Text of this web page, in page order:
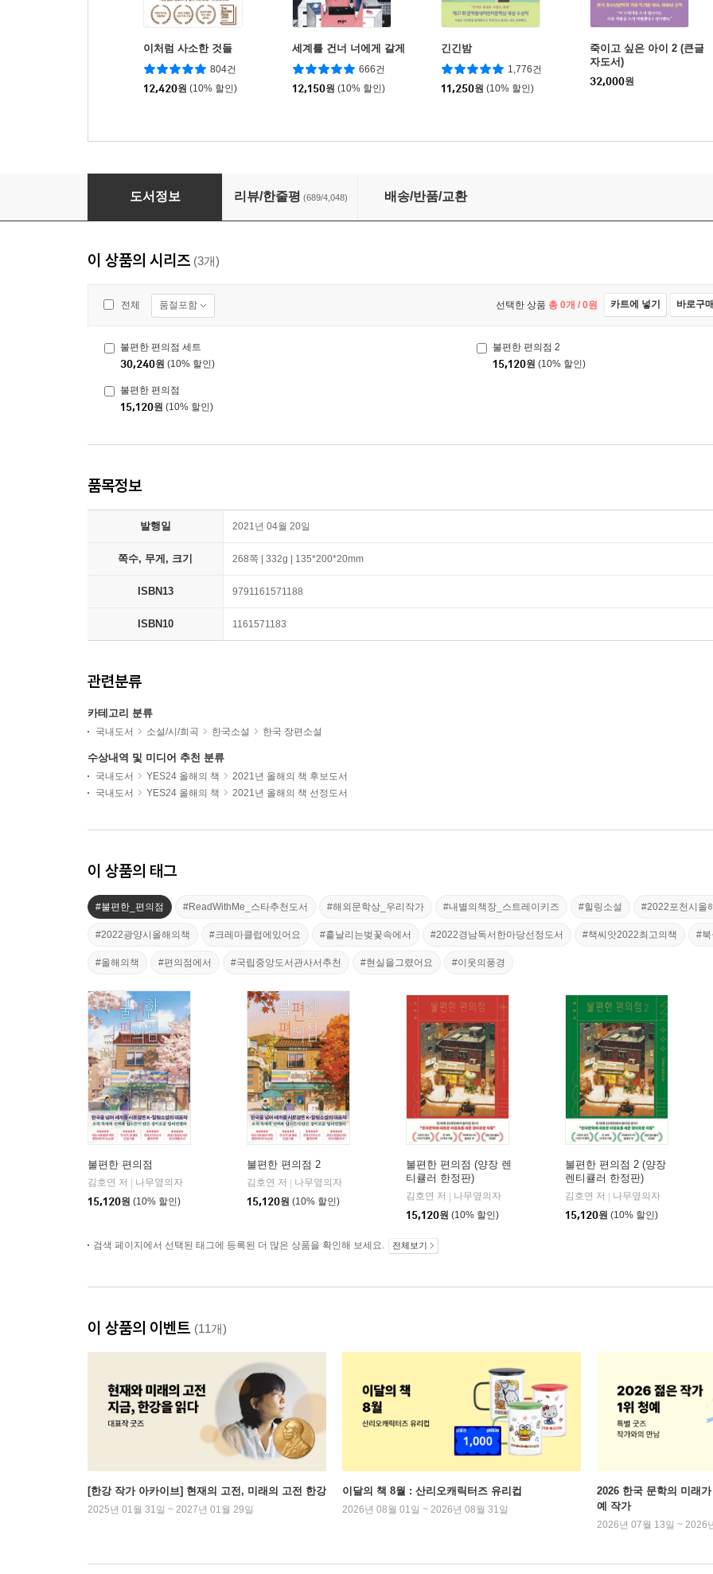
이처럼 사소한 것들
804건
12,420원 (10% 할인)
세계를 건너 너에게 갈게
666건
12,150원 (10% 할인)
긴긴밤
1,776건
11,250원 (10% 할인)
죽이고 싶은 아이 2 (큰글
자도서)
32,000원
불편한 편의점
도서정보 리뷰/한줄평 (689/4,048) 배송/반품/교환
이 상품의 시리즈 (3개)
전체 품절포함 선택한 상품 총 0개 / 0원 카트에 넣기 바로구
불편한 편의점 세트
30,240원 (10% 할인)
불편한 편의점 2
15,120원 (10% 할인)
불편한 편의점
15,120원 (10% 할인)
품목정보
발행일 2021년 04월 20일
쪽수, 무게, 크기 268쪽 | 332g | 135*200*20mm
ISBN13 9791161571188
ISBN10 1161571183
관련분류
카테고리 분류
국내도서 소설/시/희곡 한국소설 한국 장편소설
수상내역 및 미디어 추천 분류
국내도서 YES24 올해의 책
2021년 올해의 책 후보도서
국내도서
YES24 올해의 책 2021년 올해의 책 선정도서
이 상품의 태그
#불편한_편의점 #ReadWithMe_스타추천도서 #해외문학상_우리작가 #내별의책장_스트레이키즈 #힐링소설 #2022포천시올
#2022광양시올해의책 #크레마클럽에있어요 #흩날리는벚꽃속에서 #2022경남독서한마당선정도서 #책씨앗2022최고의책 #
#올해의책 #편의점에서 #국립중앙도서관사서추천 #현실을그렸어요 #이웃의풍경
불편한 편의점
김호연 저
나무옆의자
15,120원 (10% 할인)
불편한 편의점 2
김호연 저
나무옆의자
15,120원 (10% 할인)
불편한 편의점 (양장 렌
티큘러 한정판)
김호연 저
나무옆의자
15,120원 (10% 할인)
불편한 편의점 2 (양장
렌티큘러 한정판)
김호연 저
나무옆의자
15,120원 (10% 할인)
검색 페이지에서 선택된 태그에 등록된 더 많은 상품을 확인해 보세요. 전체보기
이 상품의 이벤트 (11개)
[한강 작가 아카이브] 현재의 고전, 미래의 고전 한강
2025년 01월 31일 ~ 2027년 01월 29일
이달의 책 8월 : 산리오캐릭터즈 유리컵
2026년 08월 01일 ~ 2026년 08월 31일
2026 한국 문학의 미래
예 작가
2026년 07월 13일 ~ 2026